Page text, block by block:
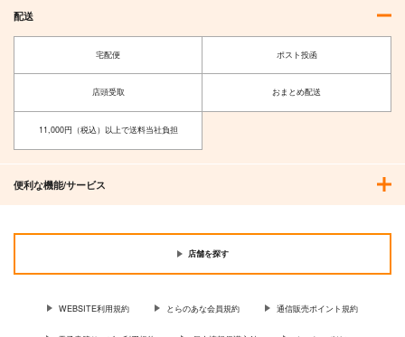
genki.net
1,980円（税込）
2,200円
作品詳細
配送
宅配便 ポスト投函
店頭受取 おまとめ配送
11,000円（税込）以上で送料当社負担
便利な機能/サービス
店舗を探す
WEBSITE利用規約 とらのあな会員規約 通信販売ポイント規約